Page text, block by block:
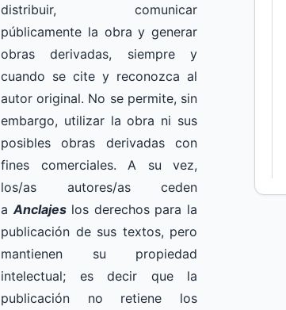
distribuir, comunicar
públicamente la obra y generar
obras derivadas, siempre y
cuando se cite y reconozca al
autor original. No se permite, sin
embargo, utilizar la obra ni sus
posibles obras derivadas con
fines comerciales. A su vez,
los/as autores/as ceden
a Anclajeslos derechos para la
publicación de sus textos, pero
mantienen su propiedad
intelectual; es decir que la
publicación
no retiene los